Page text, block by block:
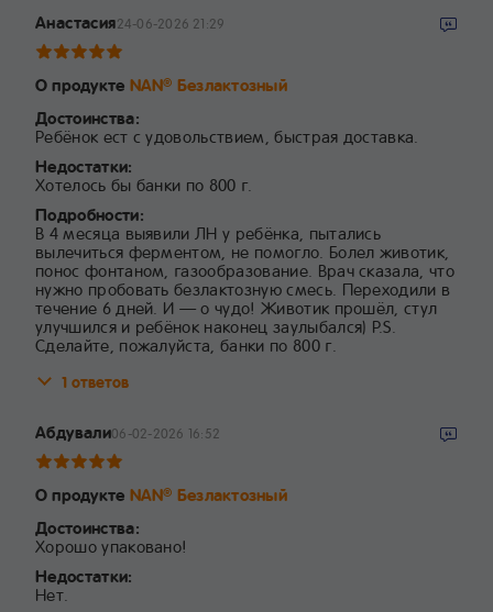
Анастасия24-06-2026 21:29
О продукте NAN® Безлактозный
Достоинства:
Ребёнок ест с удовольствием, быстрая доставка.
Недостатки:
Хотелось бы банки по 800 г.
Подробности:
В 4 месяца выявили ЛН у ребёнка, пытались
вылечиться ферментом, не помогло. Болел животик,
понос фонтаном, газообразование. Врач сказала, что
нужно пробовать безлактозную смесь. Переходили в
течение 6 дней. И — о чудо! Животик прошёл, стул
улучшился и ребёнок наконец заулыбался) P.S.
Сделайте, пожалуйста, банки по 800 г.
1 ответов
Абдували06-02-2026 16:52
О продукте NAN® Безлактозный
Достоинства:
Хорошо упаковано!
Недостатки:
Нет.